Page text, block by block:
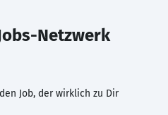
Netzwerk
Job, der wirklich zu Dir